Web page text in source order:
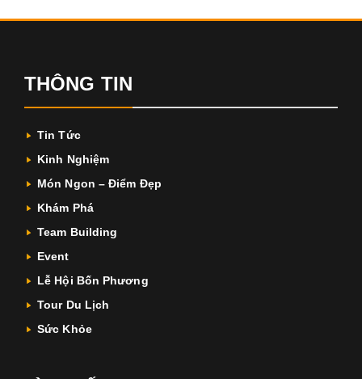
THÔNG TIN
Tin Tức
Kinh Nghiệm
Món Ngon – Điểm Đẹp
Khám Phá
Team Building
Event
Lễ Hội Bốn Phương
Tour Du Lịch
Sức Khỏe